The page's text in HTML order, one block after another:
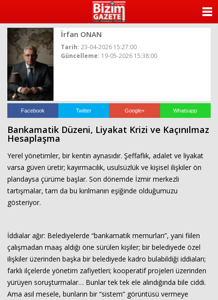
İrfan ONAN
Tarih: 23-04-2026 15:27:00
Güncelleme: 19-05-2026 15:38:00
Facebook Twitter Google+ Whatsapp
Bankamatik Düzeni, Liyakat Krizi ve Kaçınılmaz
Hesaplaşma
Yerel yönetimler, bir kentin aynasıdır. Şeffaflık, adalet ve liyakat
varsa güven üretir; kayırmacılık, usulsüzlük ve kişisel ilişkiler ön
plandaysa çürüme başlar. Son dönemde İzmir merkezli
tartışmalar, tam da bu kırılmanın eşiğinde olduğumuzu
gösteriyor.
İddialar ağır: Belediyelerde “bankamatik memurları”, yani fiilen
çalışmadan maaş aldığı öne sürülen kişiler; bir belediyede özel
ilişkiler üzerinden başka bir belediyede kadro bulabildiği iddiaları;
farklı ilçelerde yönetim zafiyetleri; kooperatif projeleri üzerinden
yürüyen soruşturmalar… Bunlar tek tek ele alındığında bile ciddi.
Ama asıl mesele, bunların bir “sistem” görüntüsü vermeye
YAZARLAR
VİDEO GALERİ
KÜNYE
İLETİŞİM